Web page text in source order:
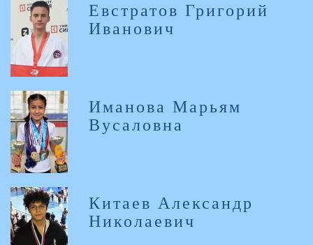
Евстратов Григорий
Иванович
Иманова Марьям
Вусаловна
Китаев Александр
Николаевич